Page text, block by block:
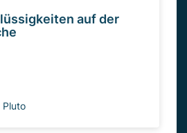
auf der
Pluto